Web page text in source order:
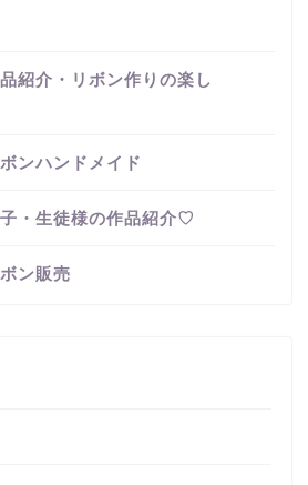
紹介・リボン作りの楽し
ンハンドメイド
・生徒様の作品紹介♡
ン販売